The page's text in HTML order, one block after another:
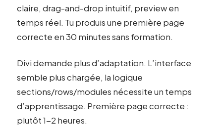
claire, drag-and-drop intuitif, preview en
temps réel. Tu produis une première page
correcte en 30 minutes sans formation.
Divi demande plus d’adaptation. L’interface
semble plus chargée, la logique
sections/rows/modules nécessite un temps
d’apprentissage. Première page correcte :
plutôt 1-2 heures.